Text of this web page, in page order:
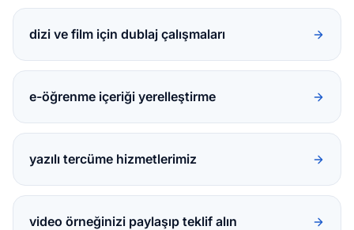
dizi ve film için dublaj çalışmaları
e-öğrenme içeriği yerelleştirme
yazılı tercüme hizmetlerimiz
video örneğinizi paylaşıp teklif alın